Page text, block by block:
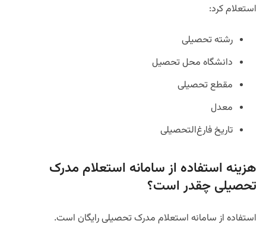
استعلام کرد:
رشته تحصیلی
دانشگاه محل تحصیل
مقطع تحصیلی
معدل
تاریخ فارغ‌التحصیلی
هزینه استفاده از سامانه استعلام مدرک
تحصیلی چقدر است؟
استفاده از سامانه استعلام مدرک تحصیلی رایگان است.